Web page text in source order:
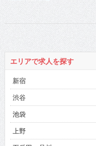
エリアで求人を探す
新宿
渋谷
池袋
上野